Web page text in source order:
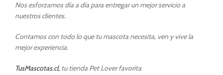
Nos esforzamos día a día para entregar un mejor servicio a
nuestros clientes.
Contamos con todo lo que tu mascota necesita, ven y vive la
mejor experiencia.
TusMascotas.cl, tu tienda Pet Lover favorita